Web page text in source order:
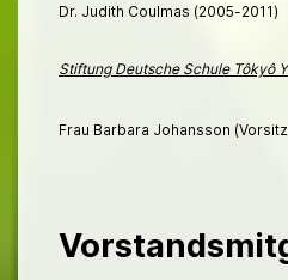
Dr. Judith Coulmas (2005-2011)
Stiftung Deutsche Schule Tôkyô
Frau Barbara Johansson